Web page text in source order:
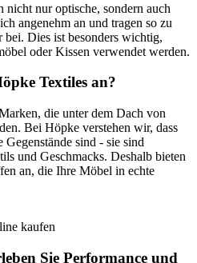
nur optische, sondern auch
angenehm an und tragen so zu
Dies ist besonders wichtig,
oder Kissen verwendet werden.
Textiles an?
die unter dem Dach von
Bei Höpke verstehen wir, dass
sind - sie sind
und Geschmacks. Deshalb bieten
an, die Ihre Möbel in echte
kaufen
Sie Performance und